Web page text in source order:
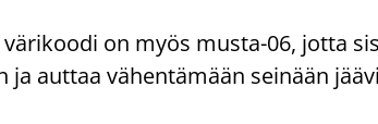
on myös musta-06, jotta
auttaa vähentämään seinään